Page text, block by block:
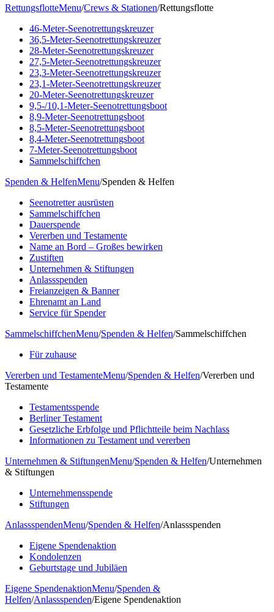
RettungsflotteMenu/Crews & Stationen/Rettungsflotte
46-Meter-Seenotrettungskreuzer
36,5-Meter-Seenotrettungskreuzer
28-Meter-Seenotrettungskreuzer
27,5-Meter-Seenotrettungskreuzer
23,3-Meter-Seenotrettungskreuzer
23,1-Meter-Seenotrettungskreuzer
20-Meter-Seenotrettungskreuzer
9,5-/10,1-Meter-Seenotrettungsboot
8,9-Meter-Seenotrettungsboot
8,5-Meter-Seenotrettungsboot
8,4-Meter-Seenotrettungsboot
7-Meter-Seenotrettungsboot
Sammelschiffchen
Spenden & HelfenMenu/Spenden & Helfen
Seenotretter ausrüsten
Sammelschiffchen
Dauerspende
Vererben und Testamente
Name an Bord – Großes bewirken
Zustiften
Unternehmen & Stiftungen
Anlassspenden
Freianzeigen & Banner
Ehrenamt an Land
Service für Spender
SammelschiffchenMenu/Spenden & Helfen/Sammelschiffchen
Für zuhause
Vererben und TestamenteMenu/Spenden & Helfen/Vererben und
Testamente
Testamentsspende
Berliner Testament
Gesetzliche Erbfolge und Pflichtteile beim Nachlass
Informationen zu Testament und vererben
Unternehmen & StiftungenMenu/Spenden & Helfen/Unternehmen
& Stiftungen
Unternehmensspende
Stiftungen
AnlassspendenMenu/Spenden & Helfen/Anlassspenden
Eigene Spendenaktion
Kondolenzen
Geburtstage und Jubiläen
Eigene SpendenaktionMenu/Spenden &
Helfen/Anlassspenden/Eigene Spendenaktion